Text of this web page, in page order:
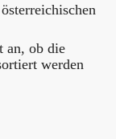
an, ob die
werden